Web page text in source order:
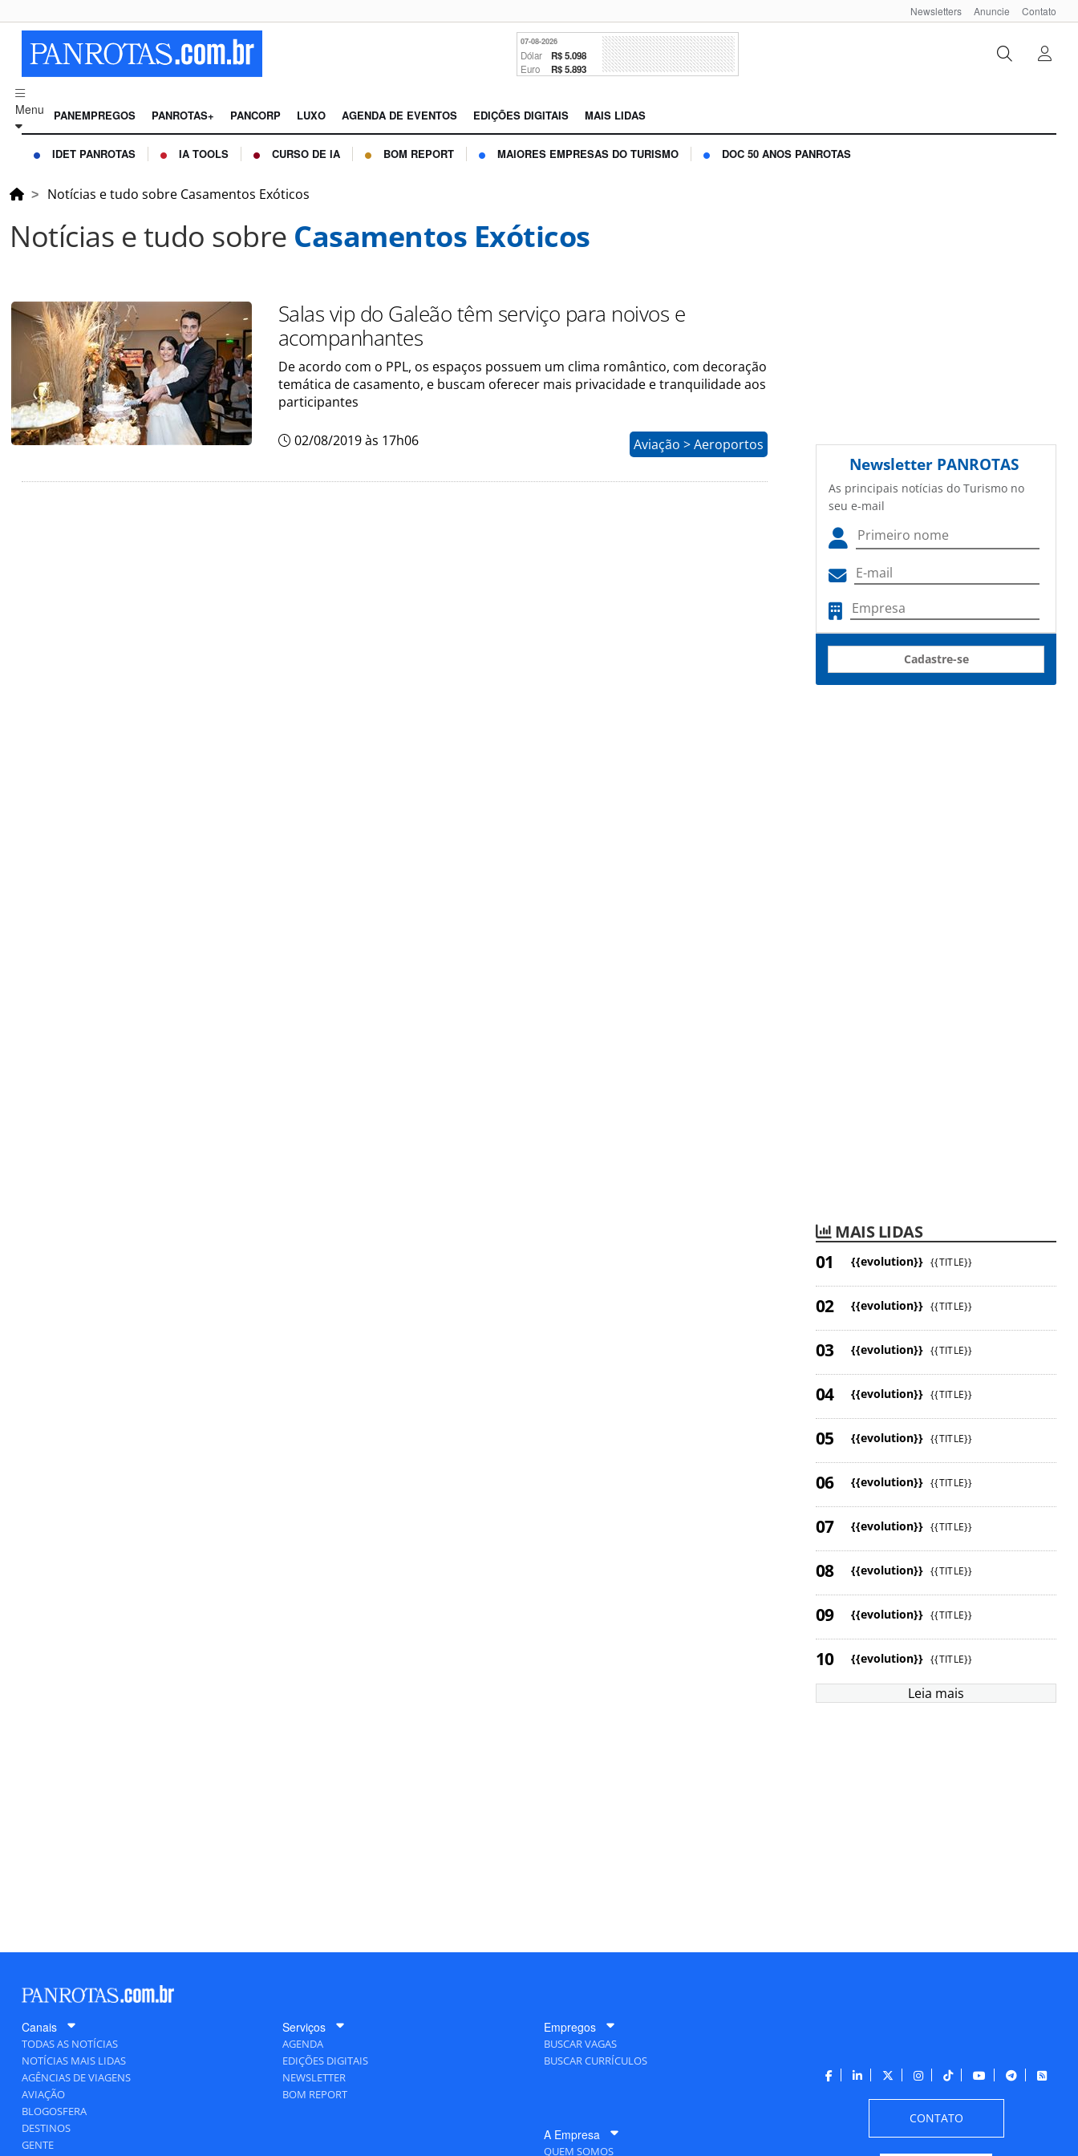
Newsletters Anuncie Contato
07-08-2026
Dólar R$ 5.098
Euro R$ 5.893
Menu PANEMPREGOS PANROTAS+ PANCORP LUXO AGENDA DE EVENTOS EDIÇÕES DIGITAIS MAIS LIDAS
IDET PANROTAS IA TOOLS CURSO DE IA BOM REPORT MAIORES EMPRESAS DO TURISMO DOC 50 ANOS PANROTAS
Notícias e tudo sobre Casamentos Exóticos
Notícias e tudo sobre Casamentos Exóticos
Salas vip do Galeão têm serviço para noivos e
acompanhantes
De acordo com o PPL, os espaços possuem um clima romântico, com decoração
temática de casamento, e buscam oferecer mais privacidade e tranquilidade aos
participantes
02/08/2019 às 17h06 Aviação > Aeroportos
Newsletter PANROTAS
As principais notícias do Turismo no
seu e-mail
Cadastre-se
MAIS LIDAS
{{evolution}} {{TITLE}}
{{evolution}} {{TITLE}}
{{evolution}} {{TITLE}}
{{evolution}} {{TITLE}}
{{evolution}} {{TITLE}}
{{evolution}} {{TITLE}}
{{evolution}} {{TITLE}}
{{evolution}} {{TITLE}}
{{evolution}} {{TITLE}}
{{evolution}} {{TITLE}}
Leia mais
Canais
TODAS AS NOTÍCIAS
NOTÍCIAS MAIS LIDAS
AGÊNCIAS DE VIAGENS
AVIAÇÃO
BLOGOSFERA
DESTINOS
GENTE
Serviços
AGENDA
EDIÇÕES DIGITAIS
NEWSLETTER
BOM REPORT
Empregos
BUSCAR VAGAS
BUSCAR CURRÍCULOS
A Empresa
QUEM SOMOS
CONTATO